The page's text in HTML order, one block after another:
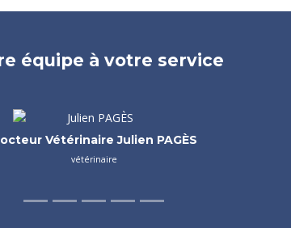
équipe à votre service
Vétérinaire Valentine BOURGEOIS
vétérinaire